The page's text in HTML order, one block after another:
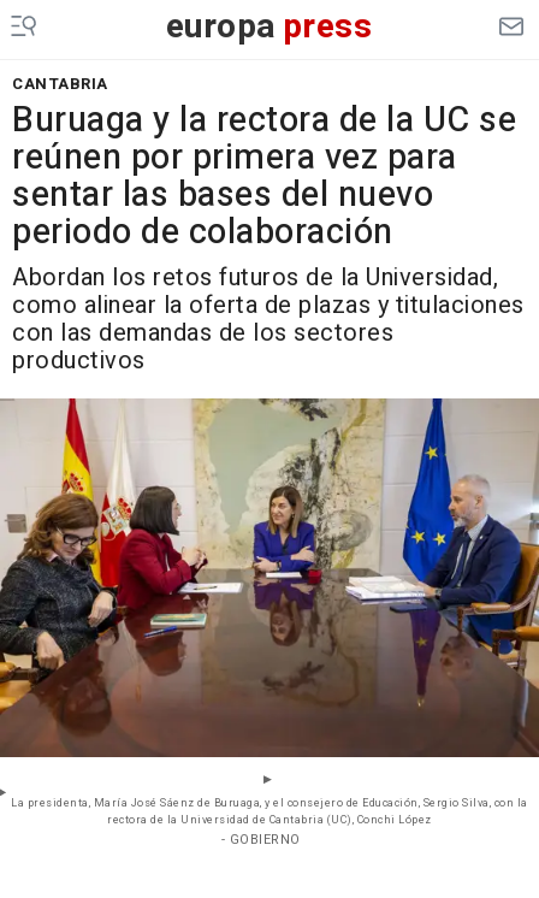
europa press
CANTABRIA
Buruaga y la rectora de la UC se
reúnen por primera vez para
sentar las bases del nuevo
periodo de colaboración
Abordan los retos futuros de la Universidad,
como alinear la oferta de plazas y titulaciones
con las demandas de los sectores
productivos
La presidenta, María José Sáenz de Buruaga, y el consejero de Educación, Sergio Silva, con la
rectora de la Universidad de Cantabria (UC), Conchi López
- GOBIERNO